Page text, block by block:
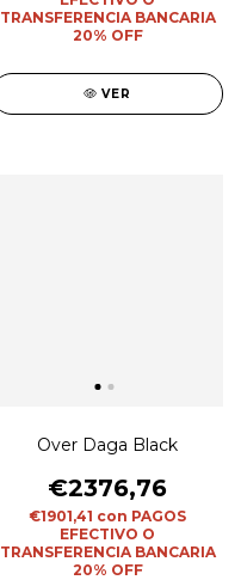
TRANSFERENCIA BANCARIA
20% OFF
VER
Over Daga Black
€2376,76
€1901,41 con PAGOS
EFECTIVO O
TRANSFERENCIA BANCARIA
20% OFF